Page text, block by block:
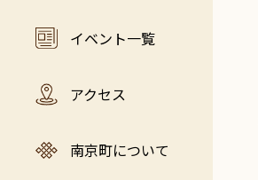
イベント一覧
アクセス
南京町について